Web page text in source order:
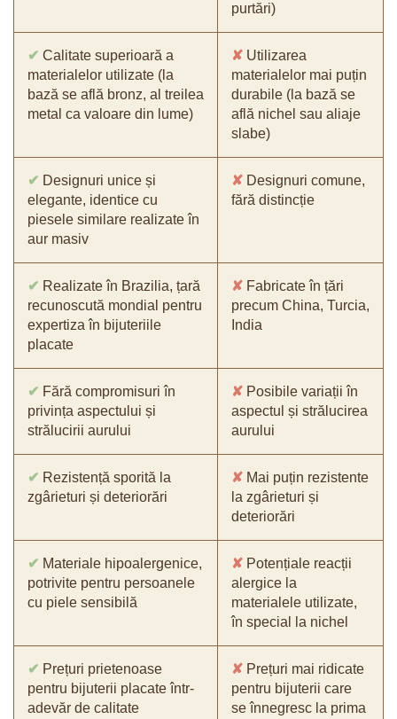
purtări)
✔ Calitate superioară a
materialelor utilizate (la
bază se află bronz, al treilea
metal ca valoare din lume)
✘ Utilizarea
materialelor mai puțin
durabile (la bază se
află nichel sau aliaje
slabe)
✔ Designuri unice și
elegante, identice cu
piesele similare realizate în
aur masiv
✘ Designuri comune,
fără distincție
✔ Realizate în Brazilia, țară
recunoscută mondial pentru
expertiza în bijuteriile
placate
✘ Fabricate în țări
precum China, Turcia,
India
✔ Fără compromisuri în
privința aspectului și
strălucirii aurului
✘ Posibile variații în
aspectul și strălucirea
aurului
✔ Rezistență sporită la
zgârieturi și deteriorări
✘ Mai puțin rezistente
la zgârieturi și
deteriorări
✔ Materiale hipoalergenice,
potrivite pentru persoanele
cu piele sensibilă
✘ Potențiale reacții
alergice la
materialele utilizate,
în special la nichel
✔ Prețuri prietenoase
pentru bijuterii placate într-
adevăr de calitate
✘ Prețuri mai ridicate
pentru bijuterii care
se înnegresc la prima